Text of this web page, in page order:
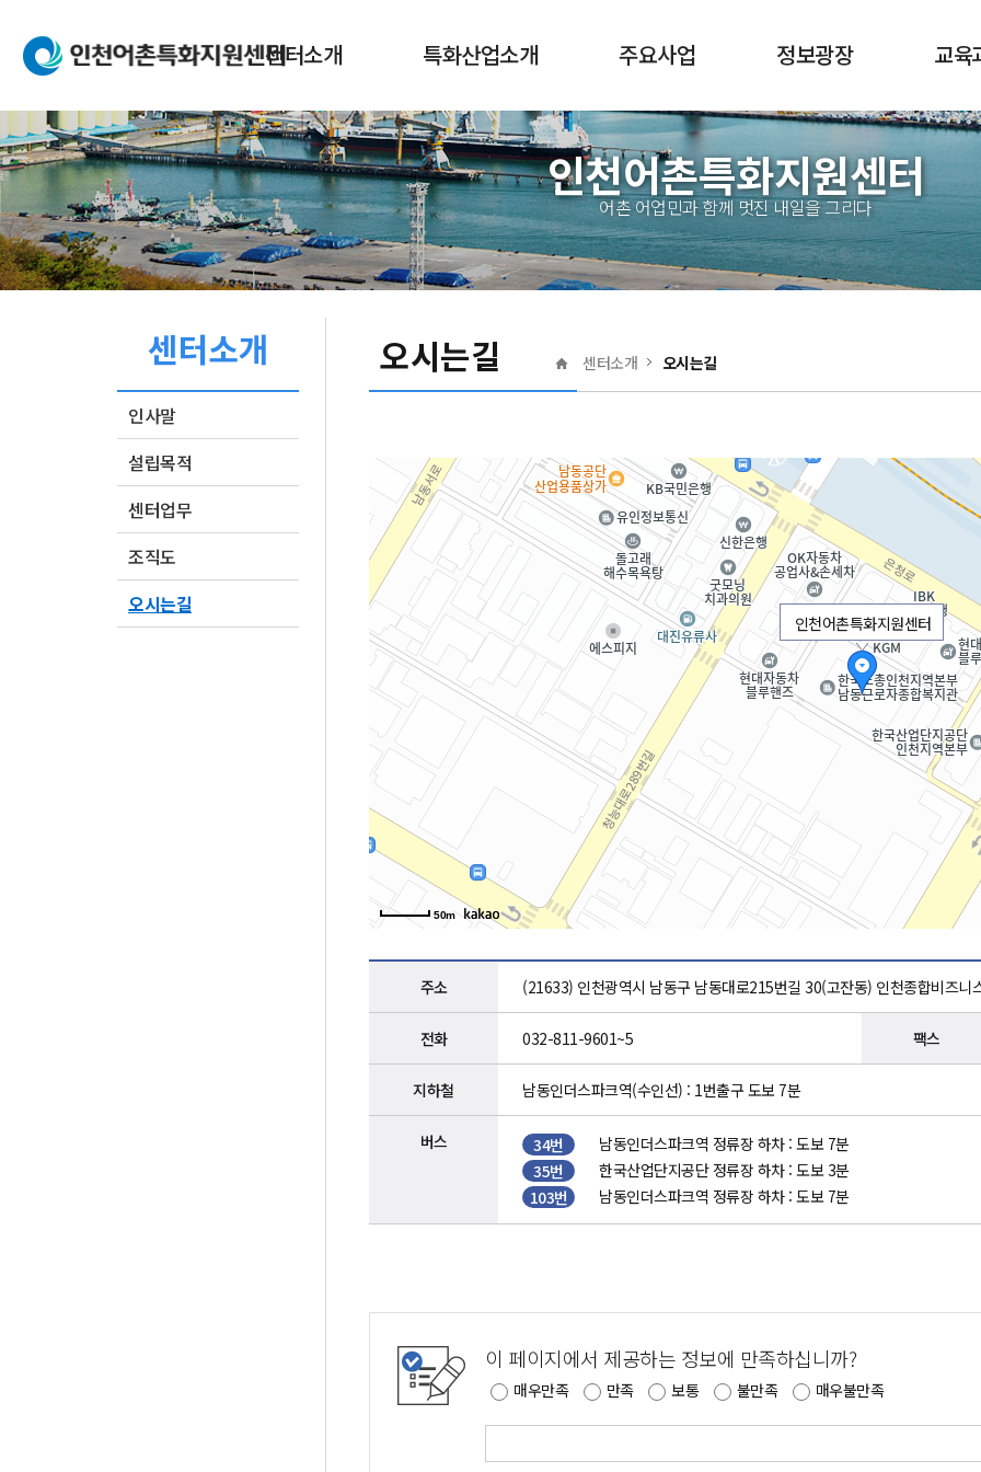
센터소개
인사말
설립목적
센터업무
조직도
오시는길
특화산업소개
어촌특화산업이란?
어촌특화산업 지원정책
어촌특화지원센터
주요사업
어촌특화지원
역량강화
어촌특화상품 활성화
어촌발전 정책지원
정보광장
공지사항
보도자료
자료실
마을 소개
특화상품
묻고답하기
교육
교육
수강
전체메뉴
인천어촌특화지원센터
어촌 어업민과 함께 멋진 내일을 그리다
센터소개
인사말
설립목적
센터업무
조직도
오시는길
페이스북네이버블로그
인쇄 오시는길 센터소개 오시는길
인천어촌특화지원센터
50m
주소 (21633) 인천광역시 남동구 남동대로215번길 30(고잔동) 인천종합비즈니
전화 032-811-9601~5 팩스
지하철 남동인더스파크역(수인선) : 1번출구 도보 7분
버스 34번
남동인더스파크역 정류장 하차 : 도보 7분
35번
한국산업단지공단 정류장 하차 : 도보 3분
103번
남동인더스파크역 정류장 하차 : 도보 7분
이 페이지에서 제공하는 정보에 만족하십니까?
매우만족 만족 보통 불만족 매우불만족